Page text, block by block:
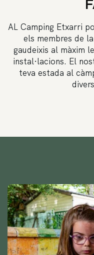
AL Camping Etxarri
els membres de
gaudeixis al màxim
instal·lacions. El
teva estada al